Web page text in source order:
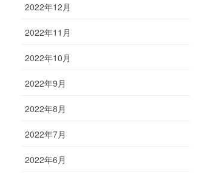
2022年12月
2022年11月
2022年10月
2022年9月
2022年8月
2022年7月
2022年6月